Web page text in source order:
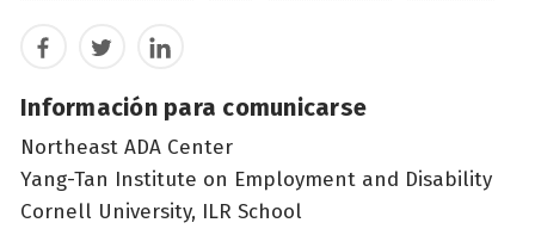
FacebookTwitterLinkedIn
Información para comunicarse
Northeast ADA Center
Yang-Tan Institute on Employment and Disability
Cornell University, ILR School